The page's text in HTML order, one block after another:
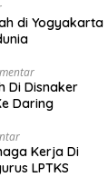
di Yogyakarta
Di Disnaker
Daring
Kerja Di
LPTKS